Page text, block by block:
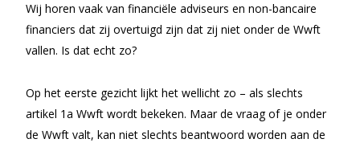
Wij horen vaak van financiële adviseurs en non-bancaire
financiers dat zij overtuigd zijn dat zij niet onder de Wwft
vallen. Is dat echt zo?
Op het eerste gezicht lijkt het wellicht zo – als slechts
artikel 1a Wwft wordt bekeken. Maar de vraag of je onder
de Wwft valt, kan niet slechts beantwoord worden aan de